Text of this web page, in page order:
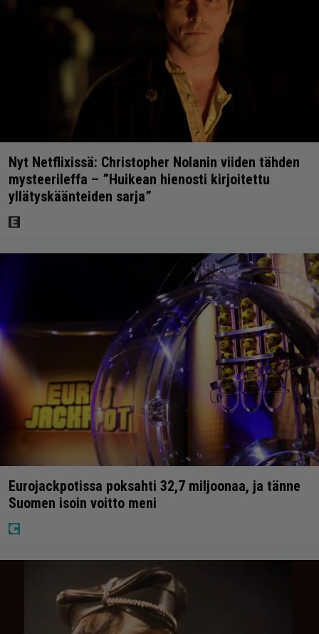
Nyt Netflixissä: Christopher Nolanin viiden tähden
mysteerileffa – ”Huikean hienosti kirjoitettu
yllätyskäänteiden sarja”
Eurojackpotissa poksahti 32,7 miljoonaa, ja tänne
Suomen isoin voitto meni